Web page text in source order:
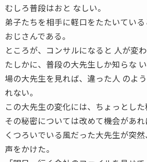
むしろ普段はおと なしい。
弟子たちを相手に軽口をたたいてい
おじさんである。
ところが、コンサルになると 人が変わ
たしかに、普段の大先生しか知らな
場の大先生を見れば、違った人 のよ
れない。
この大先生の変化には、ちょっとした
その秘密については改めて機会があれ
くつろいでいる風だった大先生が突然
声をかけた。